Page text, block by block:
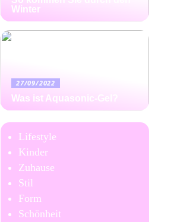
Winter
27/09/2022
Was ist Aquasonic-Gel?
Lifestyle
Kinder
Zuhause
Stil
Form
Schönheit